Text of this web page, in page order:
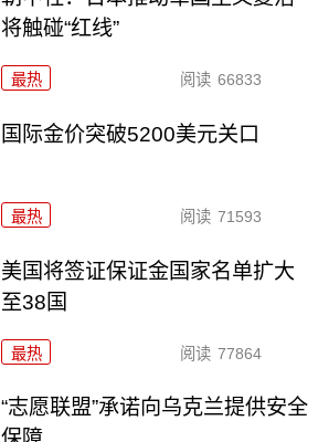
将触碰“红线”
最热 阅读 66833
国际金价突破5200美元关口
最热 阅读 71593
美国将签证保证金国家名单扩大
至38国
最热 阅读 77864
“志愿联盟”承诺向乌克兰提供安全